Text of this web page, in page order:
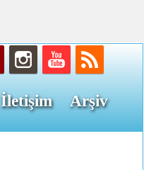
İletişim Arşiv